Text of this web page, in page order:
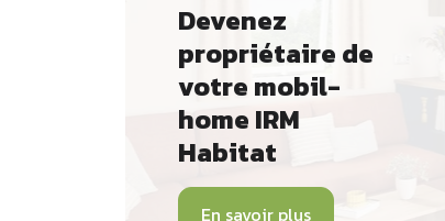
Devenez
propriétaire de
votre mobil-
home IRM
Habitat
En savoir plus